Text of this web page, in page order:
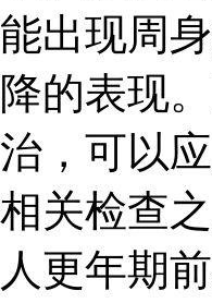
能出现周
降的表现
治，可以
相关检查
人更年期